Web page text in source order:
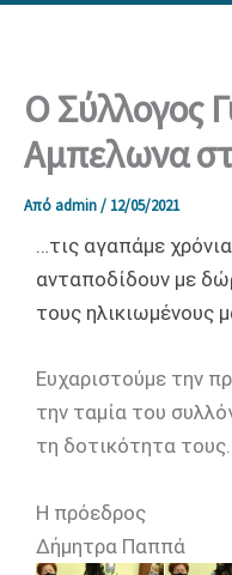
Ο Σύλλογος
Αμπελωνα
Από admin/ 12/05/2021
…τις αγαπάμε
ανταποδίδουν με
τους ηλικιωμένους
Ευχαριστούμε την
την ταμία του
τη δοτικότητα τους.
Η πρόεδρος
Δήμητρα Παππά